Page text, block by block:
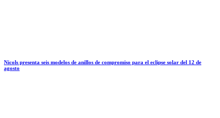
Nicols presenta seis modelos de anillos de compromiso para el eclipse solar del 12 de
agosto